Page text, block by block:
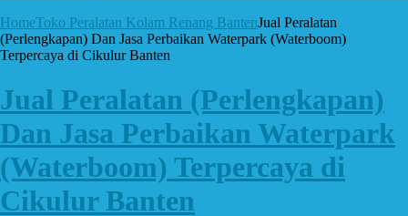
HomeToko Peralatan Kolam Renang BantenJual Peralatan
(Perlengkapan) Dan Jasa Perbaikan Waterpark (Waterboom)
Terpercaya di Cikulur Banten
Jual Peralatan (Perlengkapan)
Dan Jasa Perbaikan Waterpark
(Waterboom) Terpercaya di
Cikulur Banten